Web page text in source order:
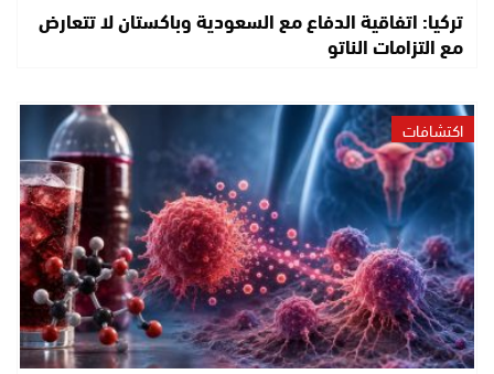
تركيا: اتفاقية الدفاع مع السعودية وباكستان لا تتعارض
مع التزامات الناتو
اكتشافات